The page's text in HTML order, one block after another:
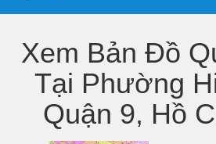
Xem Bản Đồ
Tại Phường
Quận 9, Hồ